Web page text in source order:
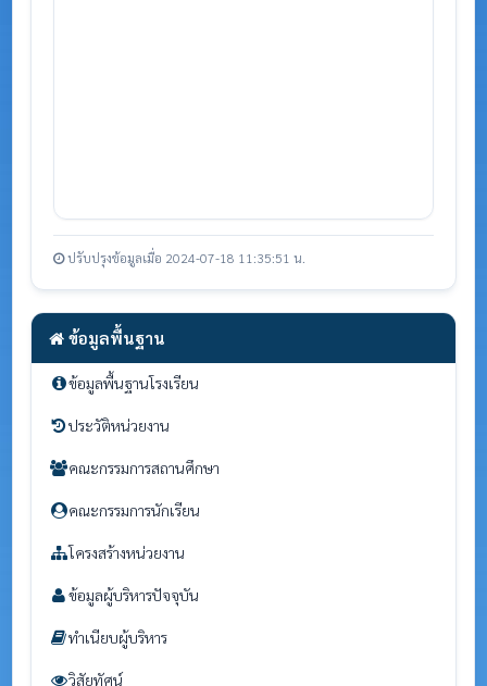
ข้อมูลพื้นฐาน
ข้อมูลพื้นฐานโรงเรียน
ประวัติหน่วยงาน
คณะกรรมการสถานศึกษา
คณะกรรมการนักเรียน
โครงสร้างหน่วยงาน
ข้อมูลผู้บริหารปัจจุบัน
ทำเนียบผู้บริหาร
วิสัยทัศน์
ปรับปรุงข้อมูลเมื่อ 2024-07-18 11:35:51 น.